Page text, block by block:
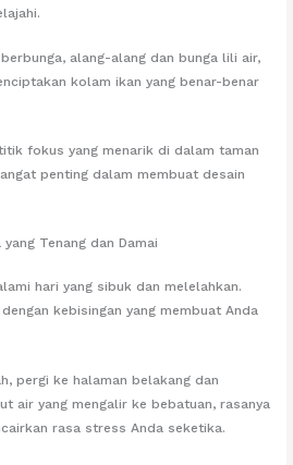
alang-alang dan bunga lili air,
kolam ikan yang benar-benar
fokus yang menarik di dalam taman
penting dalam membuat desain
Tenang dan Damai
hari yang sibuk dan melelahkan.
kebisingan yang membuat Anda
pergi ke halaman belakang dan
air yang mengalir ke bebatuan, rasanya
rasa stress Anda seketika.